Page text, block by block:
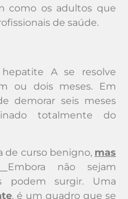
como os adultos que
de saúde.
A se resolve
ou dois meses. Em
demorar seis meses
totalmente do
de curso benigno, mas
Embora não sejam
podem surgir. Uma
, é um quadro que se